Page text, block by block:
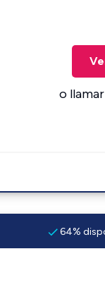
o llamar
64%